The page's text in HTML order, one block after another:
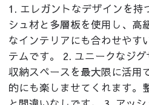
1. エレガントなデザインを持
シュ材と多層板を使用し、高
なインテリアにも合わせやす
テムです。 2. ユニークなジグ
収納スペースを最大限に活用
的にも楽しませてくれます。